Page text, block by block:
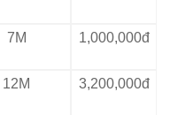
7M 1,000,000đ
12M 3,200,000đ